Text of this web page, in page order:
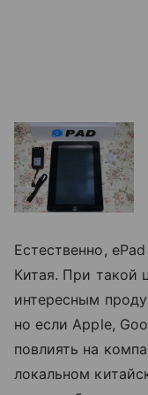
Естественно,
Китая. При такой
интересным
но если Apple,
повлиять на
локальном